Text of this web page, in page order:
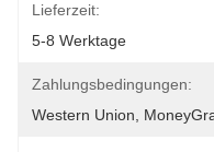
Lieferzeit:
5-8 Werktage
Zahlungsbedingungen:
Western Union,